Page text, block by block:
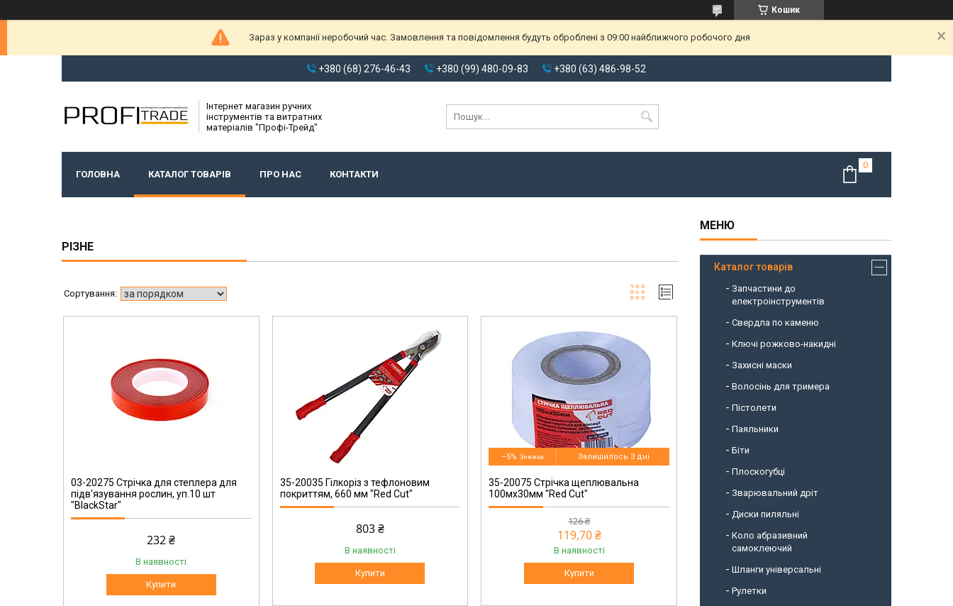
Кошик
Зараз у компанії неробочий час. Замовлення та повідомлення будуть оброблені з 09:00 найближчого робочого дня
+380 (68) 276-46-43 +380 (99) 480-09-83 +380 (63) 486-98-52
Інтернет магазин ручних
інструментів та витратних
матеріалів "Профі-Трейд"
ГОЛОВНА КАТАЛОГ ТОВАРІВ ПРО НАС КОНТАКТИ
РІЗНЕ
03-20275 Стрічка для степлера для
підв'язування рослин, уп.10 шт
"BlackStar"
232 ₴
В наявності
Купити
35-20035 Гілкоріз з тефлоновим
покриттям, 660 мм "Red Cut"
803 ₴
В наявності
Купити
35-20075
–5% Залишилось 3 дні
35-20075 Стрічка щеплювальна
100мx30мм "Red Cut"
126 ₴
119,70 ₴
В наявності
Купити
Каталог товарів
Запчастини до
електроінструментів
Свердла по каменю
Ключі рожково-накидні
Захисні маски
Волосінь для тримера
Пістолети
Паяльники
Біти
Плоскогубці
Зварювальний дріт
Диски пиляльні
Коло абразивний
самоклеючий
Шланги універсальні
Рулетки